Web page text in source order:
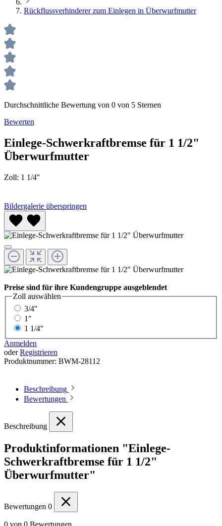
Rückflussverhinderer zum Einlegen in Überwurfmutter
Durchschnittliche Bewertung von 0 von 5 Sternen
Bewerten
Einlege-Schwerkraftbremse für 1 1/2"
Überwurfmutter
Zoll: 1 1/4"
Bildergalerie überspringen
Preise sind für ihre Kundengruppe ausgeblendet
Zoll auswählen
3/4"
1"
1 1/4"
Anmelden
oderRegistrieren
Produktnummer: BWM-28112
Beschreibung
Bewertungen
Beschreibung
Produktinformationen "Einlege-
Schwerkraftbremse für 1 1/2"
Überwurfmutter"
Bewertungen 0